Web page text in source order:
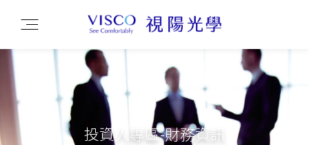
投資人專區-財務資訊